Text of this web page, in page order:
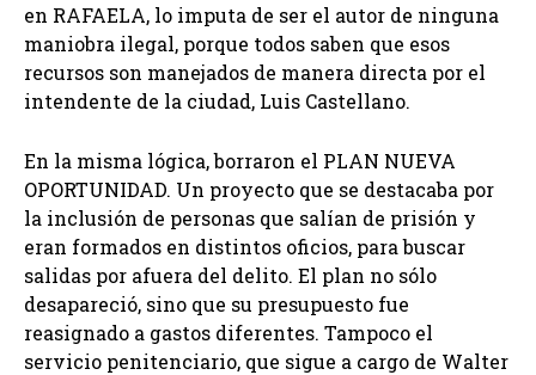
en RAFAELA, lo imputa de ser el autor de ninguna
maniobra ilegal, porque todos saben que esos
recursos son manejados de manera directa por el
intendente de la ciudad, Luis Castellano.
En la misma lógica, borraron el PLAN NUEVA
OPORTUNIDAD. Un proyecto que se destacaba por
la inclusión de personas que salían de prisión y
eran formados en distintos oficios, para buscar
salidas por afuera del delito. El plan no sólo
desapareció, sino que su presupuesto fue
reasignado a gastos diferentes. Tampoco el
servicio penitenciario, que sigue a cargo de Walter